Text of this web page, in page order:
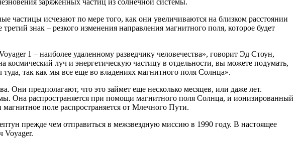
частицы исчезают по мере того, как они увеличиваются на близком расстоянии
знак – резкого изменения направления магнитного поля, которое будет
1 – наиболее удаленному разведчику человечества», говорит Эд Стоун,
луч и энергетическую частицу в отдельности, вы можете подумать,
туда, так как мы все еще во владениях магнитного поля Солнца».
Они предполагают, что это займет еще несколько месяцев, или даже лет.
Она распространяется при помощи магнитного поля Солнца, и ионизированный
поле распространяется от Млечного Пути.
прежде чем отправиться в межзвездную миссию в 1990 году. В настоящее
Voyager.